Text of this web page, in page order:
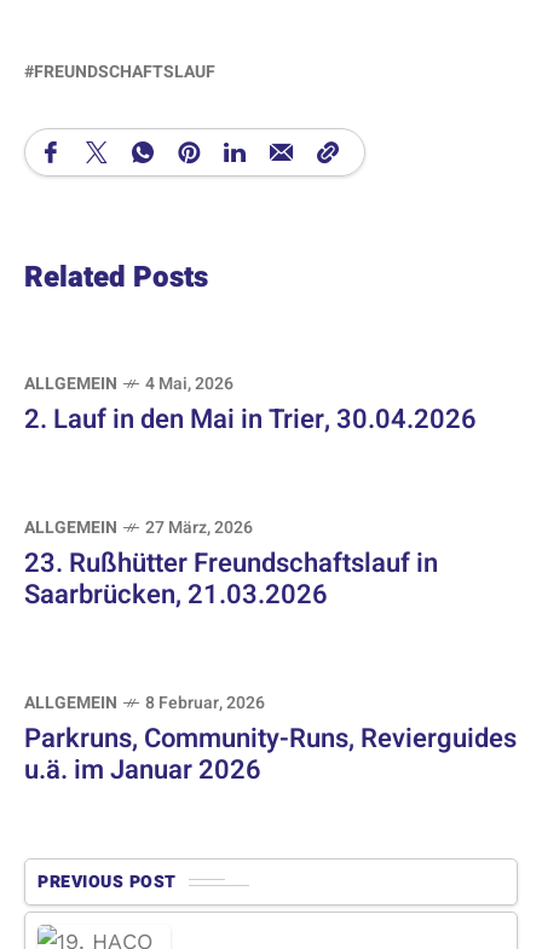
FREUNDSCHAFTSLAUF
Related Posts
ALLGEMEIN 4 Mai, 2026
2. Lauf in den Mai in Trier, 30.04.2026
ALLGEMEIN 27 März, 2026
23. Rußhütter Freundschaftslauf in
Saarbrücken, 21.03.2026
ALLGEMEIN 8 Februar, 2026
Parkruns, Community-Runs, Revierguides
u.ä. im Januar 2026
PREVIOUS POST